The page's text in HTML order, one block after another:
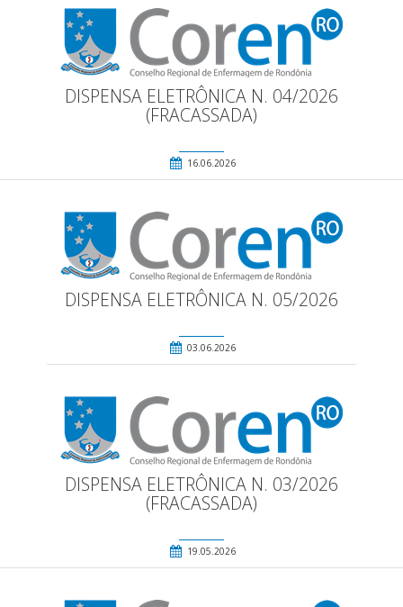
DISPENSA ELETRÔNICA N. 04/2026
(FRACASSADA)
16.06.2026
DISPENSA ELETRÔNICA N. 05/2026
03.06.2026
DISPENSA ELETRÔNICA N. 03/2026
(FRACASSADA)
19.05.2026